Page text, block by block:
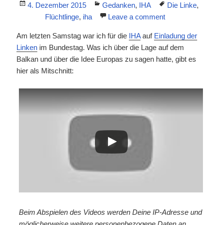
Posted
4. Dezember 2015 Categories
Gedanken, IHA Tags
Die Linke,
Flüchtlinge, iha Leave a comment
Am letzten Samstag war ich für die IHAauf Einladung der
Linken im Bundestag. Was ich über die Lage auf dem
Balkan und über die Idee Europas zu sagen hatte, gibt es
hier als Mitschnitt:
Beim Abspielen des Videos werden Deine IP-Adresse und